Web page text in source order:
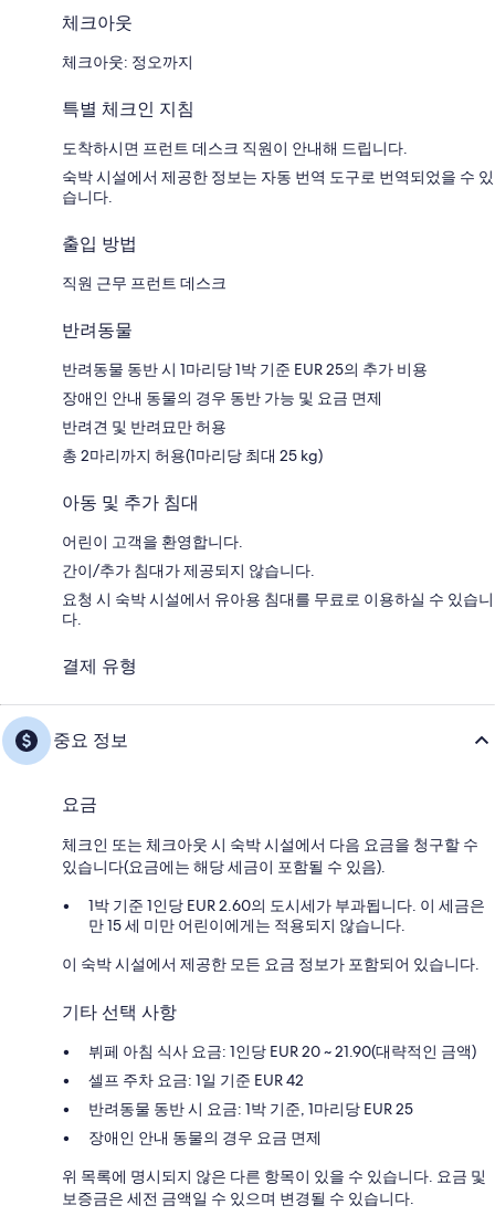
체크아웃
체크아웃: 정오까지
특별 체크인 지침
도착하시면 프런트 데스크 직원이 안내해 드립니다.
숙박 시설에서 제공한 정보는 자동 번역 도구로 번역되었을 수 있
습니다.
출입 방법
직원 근무 프런트 데스크
반려동물
반려동물 동반 시 1마리당 1박 기준 EUR 25의 추가 비용
장애인 안내 동물의 경우 동반 가능 및 요금 면제
반려견 및 반려묘만 허용
총 2마리까지 허용(1마리당 최대 25 kg)
아동 및 추가 침대
어린이 고객을 환영합니다.
간이/추가 침대가 제공되지 않습니다.
요청 시 숙박 시설에서 유아용 침대를 무료로 이용하실 수 있습니
다.
결제 유형
중요 정보
요금
체크인 또는 체크아웃 시 숙박 시설에서 다음 요금을 청구할 수
있습니다(요금에는 해당 세금이 포함될 수 있음).
1박 기준 1인당 EUR 2.60의 도시세가 부과됩니다. 이 세금은
만 15 세 미만 어린이에게는 적용되지 않습니다.
이 숙박 시설에서 제공한 모든 요금 정보가 포함되어 있습니다.
기타 선택 사항
뷔페 아침 식사 요금: 1인당 EUR 20 ~ 21.90(대략적인 금액)
셀프 주차 요금: 1일 기준 EUR 42
반려동물 동반 시 요금: 1박 기준, 1마리당 EUR 25
장애인 안내 동물의 경우 요금 면제
위 목록에 명시되지 않은 다른 항목이 있을 수 있습니다. 요금 및
보증금은 세전 금액일 수 있으며 변경될 수 있습니다.